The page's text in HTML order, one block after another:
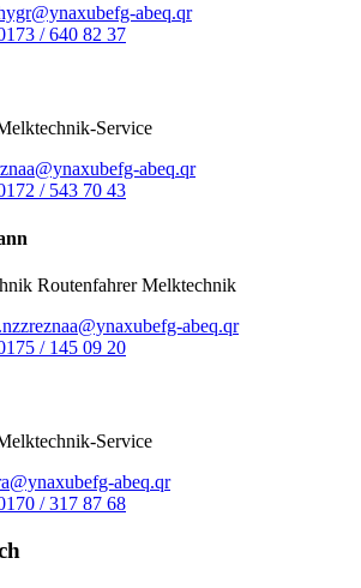
abeq.qr
/ 640 82 37
Service
abeq.qr
/ 543 70 43
Routenfahrer Melktechnik
abeq.qr
/ 145 09 20
Service
abeq.qr
/ 317 87 68